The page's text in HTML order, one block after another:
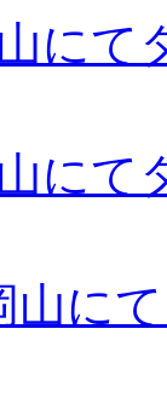
にて
にて
に